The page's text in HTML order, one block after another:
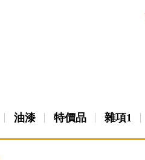
油漆 特價品 雜項1